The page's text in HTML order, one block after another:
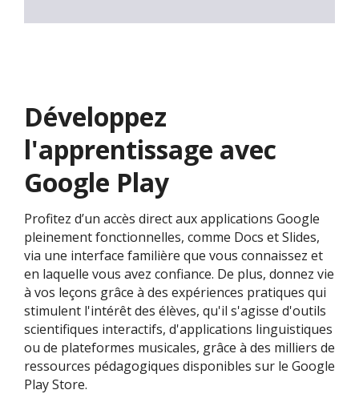
Développez
l'apprentissage avec
Google Play
Profitez d’un accès direct aux applications Google
pleinement fonctionnelles, comme Docs et Slides,
via une interface familière que vous connaissez et
en laquelle vous avez confiance. De plus, donnez vie
à vos leçons grâce à des expériences pratiques qui
stimulent l'intérêt des élèves, qu'il s'agisse d'outils
scientifiques interactifs, d'applications linguistiques
ou de plateformes musicales, grâce à des milliers de
ressources pédagogiques disponibles sur le Google
Play Store.